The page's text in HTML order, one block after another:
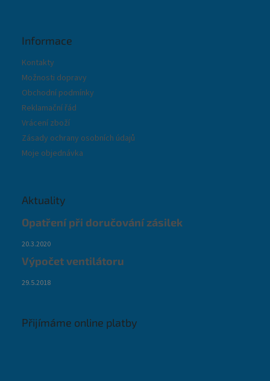
Informace
Kontakty
Možnosti dopravy
Obchodní podmínky
Reklamační řád
Vrácení zboží
Zásady ochrany osobních údajů
Moje objednávka
Aktuality
Opatření při doručování zásilek
20.3.2020
Výpočet ventilátoru
29.5.2018
Přijímáme online platby